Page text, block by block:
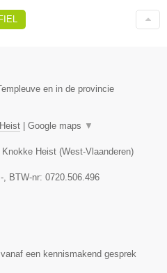
en in de provincie
| Google maps ▼
Knokke Heist (West-Vlaanderen)
- , BTW-nr: 0720.506.496
een kennismakend gesprek